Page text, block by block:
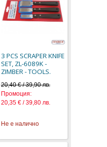
3 PCS SCRAPER KNIFE
SET, ZL-6089K -
ZIMBER - TOOLS.
20,40 € / 39,90 лв.
Промоция:
20,35 € / 39,80 лв.
Не е налично